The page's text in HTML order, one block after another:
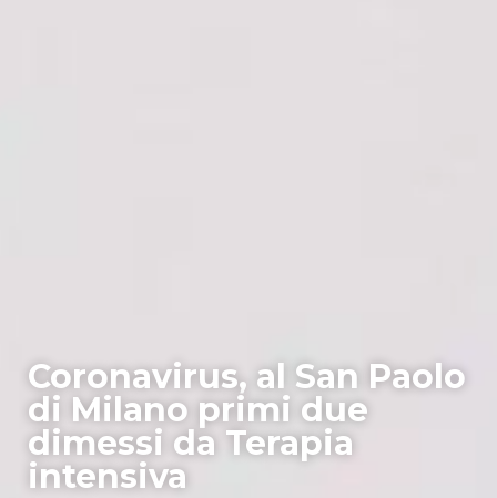
Coronavirus, al San Paolo
di Milano primi due
dimessi da Terapia
intensiva